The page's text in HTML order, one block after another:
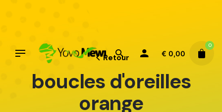
€ 0,00
0
Retour
boucles d'oreilles
orange